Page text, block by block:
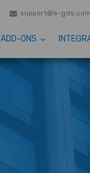
support@e-gds.com
ADD-ONS